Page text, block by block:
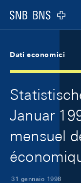
Logo
Dati economici
Januar
mensuel
31 gennaio 1998